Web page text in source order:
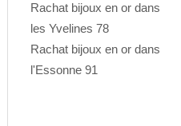
Rachat bijoux en or dans
les Yvelines 78
Rachat bijoux en or dans
l'Essonne 91